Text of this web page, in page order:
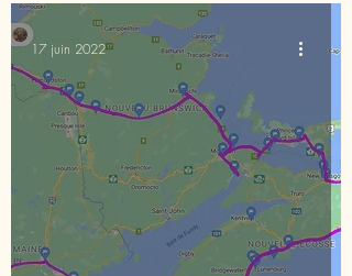
17 juin 2022